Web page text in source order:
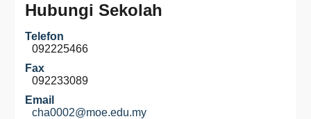
Hubungi Sekolah
Telefon
092225466
Fax
092233089
Email
cha0002@moe.edu.my